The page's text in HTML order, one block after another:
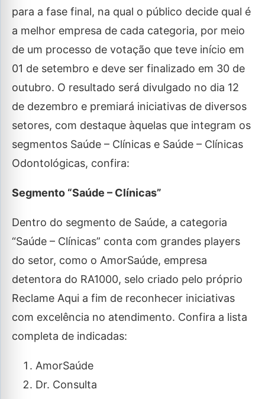
para a fase final, na qual o público decide qual é
a melhor empresa de cada categoria, por meio
de um processo de votação que teve início em
01 de setembro e deve ser finalizado em 30 de
outubro. O resultado será divulgado no dia 12
de dezembro e premiará iniciativas de diversos
setores, com destaque àquelas que integram os
segmentos Saúde – Clínicas e Saúde – Clínicas
Odontológicas, confira:
Segmento “Saúde – Clínicas”
Dentro do segmento de Saúde, a categoria
“Saúde – Clínicas” conta com grandes players
do setor, como o AmorSaúde, empresa
detentora do RA1000, selo criado pelo próprio
Reclame Aqui a fim de reconhecer iniciativas
com excelência no atendimento. Confira a lista
completa de indicadas:
AmorSaúde
Dr. Consulta